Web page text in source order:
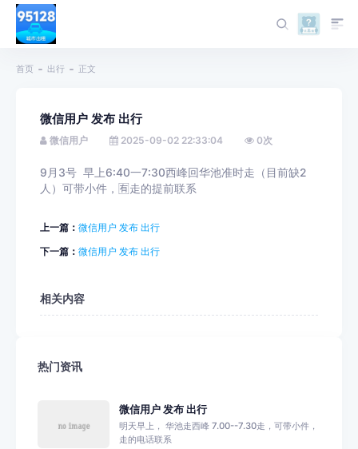
首页 出行 正文
微信用户 发布 出行
微信用户 2025-09-02 22:33:04 0次
9月3号 早上6:40一7:30西峰回华池准时走（目前缺2
人）可带小件，🈶走的提前联系
上一篇： 微信用户 发布 出行
下一篇： 微信用户 发布 出行
相关内容
热门资讯
微信用户 发布 出行
明天早上， 华池走西峰 7.00--7.30走，可带小件，
走的电话联系